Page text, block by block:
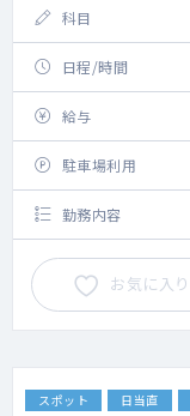
科目
日程/時間
給与
駐車場利用
勤務内容
お気に入り
スポット 日当直